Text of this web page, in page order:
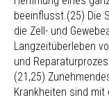
beeinflusst.(25) Die
die Zell- und
Langzeitüberleben
und
(21,25)
Krankheiten sind mit